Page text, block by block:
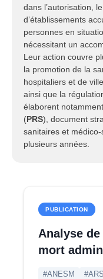
dans l’autorisation,
d’établissements
personnes en
nécessitant un
Leur action couvre
la promotion de la
hospitaliers et de
ainsi que la
élaborent
(PRS), document
sanitaires et médico-
plusieurs années.
PUBLICATION
Analyse
mort
#ANESM #ARS